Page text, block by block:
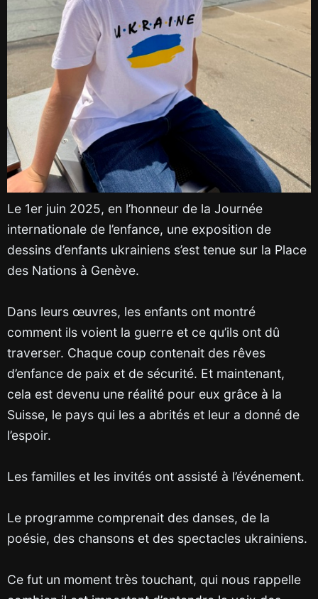
Le 1er juin 2025, en l’honneur de la Journée
internationale de l’enfance, une exposition de
dessins d’enfants ukrainiens s’est tenue sur la Place
des Nations à Genève.
Dans leurs œuvres, les enfants ont montré
comment ils voient la guerre et ce qu’ils ont dû
traverser. Chaque coup contenait des rêves
d’enfance de paix et de sécurité. Et maintenant,
cela est devenu une réalité pour eux grâce à la
Suisse, le pays qui les a abrités et leur a donné de
l’espoir.
Les familles et les invités ont assisté à l’événement.
Le programme comprenait des danses, de la
poésie, des chansons et des spectacles ukrainiens.
Ce fut un moment très touchant, qui nous rappelle